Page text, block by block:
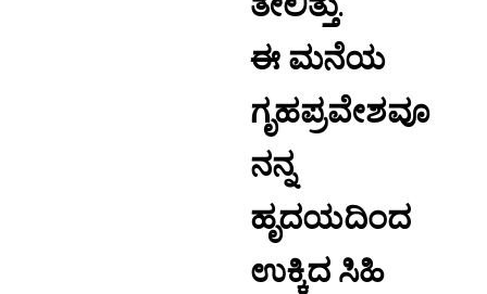
ಈ ಮನೆಯ
ಗೃಹಪ್ರವೇಶವೂ
ನನ್ನ
ಹೃದಯದಿಂದ
ಉಕ್ಕಿದ ಸಿಹಿ